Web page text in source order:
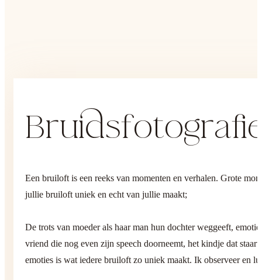
Een bruiloft is een reeks van momenten en verhalen. Grote
jullie bruiloft uniek en echt van jullie maakt;
De trots van moeder als haar man hun dochter weggeeft,
vriend die nog even zijn speech doorneemt, het kindje dat
emoties is wat iedere bruiloft zo uniek maakt. Ik observeer en